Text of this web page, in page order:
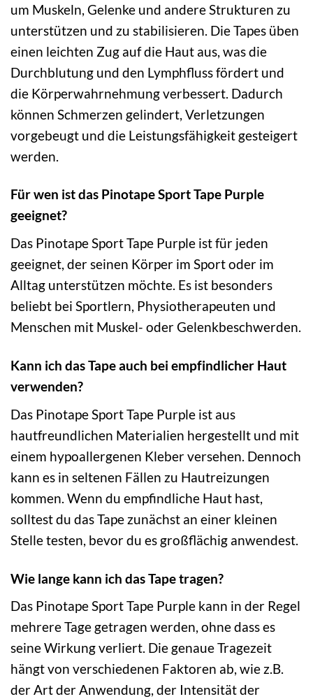
um Muskeln, Gelenke und andere Strukturen zu
unterstützen und zu stabilisieren. Die Tapes üben
einen leichten Zug auf die Haut aus, was die
Durchblutung und den Lymphfluss fördert und
die Körperwahrnehmung verbessert. Dadurch
können Schmerzen gelindert, Verletzungen
vorgebeugt und die Leistungsfähigkeit gesteigert
werden.
Für wen ist das Pinotape Sport Tape Purple
geeignet?
Das Pinotape Sport Tape Purple ist für jeden
geeignet, der seinen Körper im Sport oder im
Alltag unterstützen möchte. Es ist besonders
beliebt bei Sportlern, Physiotherapeuten und
Menschen mit Muskel- oder Gelenkbeschwerden.
Kann ich das Tape auch bei empfindlicher Haut
verwenden?
Das Pinotape Sport Tape Purple ist aus
hautfreundlichen Materialien hergestellt und mit
einem hypoallergenen Kleber versehen. Dennoch
kann es in seltenen Fällen zu Hautreizungen
kommen. Wenn du empfindliche Haut hast,
solltest du das Tape zunächst an einer kleinen
Stelle testen, bevor du es großflächig anwendest.
Wie lange kann ich das Tape tragen?
Das Pinotape Sport Tape Purple kann in der Regel
mehrere Tage getragen werden, ohne dass es
seine Wirkung verliert. Die genaue Tragezeit
hängt von verschiedenen Faktoren ab, wie z.B.
der Art der Anwendung, der Intensität der